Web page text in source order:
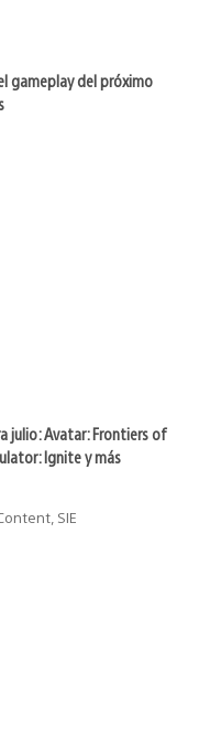
gameplay del próximo
julio: Avatar: Frontiers of
Ignite y más
SIE